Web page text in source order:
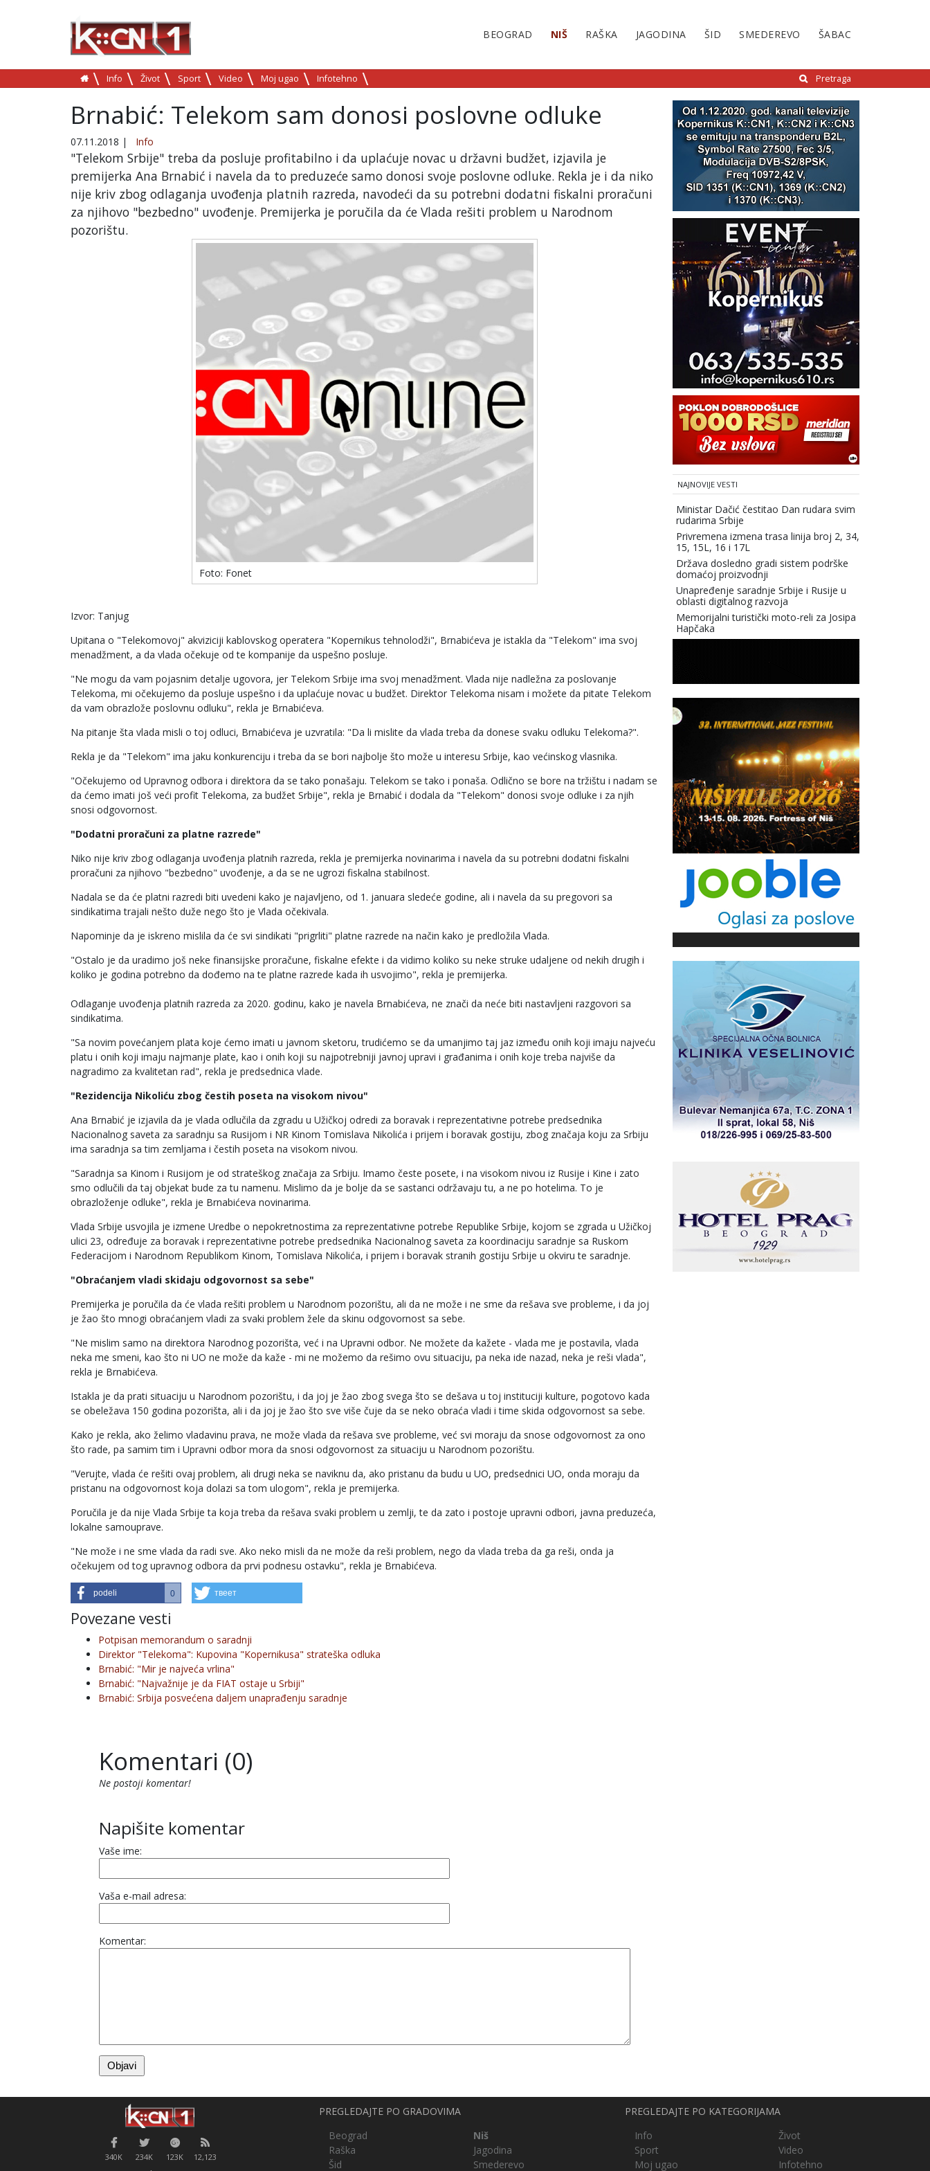
BEOGRAD NIŠ RAŠKA JAGODINA ŠID SMEDEREVO ŠABAC
Info Život Sport Video Moj ugao Infotehno Pretraga
Brnabić: Telekom sam donosi poslovne odluke
07.11.2018 | Info
"Telekom Srbije" treba da posluje profitabilno i da uplaćuje novac u državni budžet, izjavila je
premijerka Ana Brnabić i navela da to preduzeće samo donosi svoje poslovne odluke. Rekla je i da niko
nije kriv zbog odlaganja uvođenja platnih razreda, navodeći da su potrebni dodatni fiskalni proračuni
za njihovo "bezbedno" uvođenje. Premijerka je poručila da će Vlada rešiti problem u Narodnom
pozorištu.
Foto: Fonet
Izvor: Tanjug
Upitana o "Telekomovoj" akviziciji kablovskog operatera "Kopernikus tehnolodži", Brnabićeva je istakla da "Telekom" ima svoj
menadžment, a da vlada očekuje od te kompanije da uspešno posluje.
"Ne mogu da vam pojasnim detalje ugovora, jer Telekom Srbije ima svoj menadžment. Vlada nije nadležna za poslovanje
Telekoma, mi očekujemo da posluje uspešno i da uplaćuje novac u budžet. Direktor Telekoma nisam i možete da pitate Telekom
da vam obrazlože poslovnu odluku", rekla je Brnabićeva.
Na pitanje šta vlada misli o toj odluci, Brnabićeva je uzvratila: "Da li mislite da vlada treba da donese svaku odluku Telekoma?".
Rekla je da "Telekom" ima jaku konkurenciju i treba da se bori najbolje što može u interesu Srbije, kao većinskog vlasnika.
"Očekujemo od Upravnog odbora i direktora da se tako ponašaju. Telekom se tako i ponaša. Odlično se bore na tržištu i nadam se
da ćemo imati još veći profit Telekoma, za budžet Srbije", rekla je Brnabić i dodala da "Telekom" donosi svoje odluke i za njih
snosi odgovornost.
"Dodatni proračuni za platne razrede"
Niko nije kriv zbog odlaganja uvođenja platnih razreda, rekla je premijerka novinarima i navela da su potrebni dodatni fiskalni
proračuni za njihovo "bezbedno" uvođenje, a da se ne ugrozi fiskalna stabilnost.
Nadala se da će platni razredi biti uvedeni kako je najavljeno, od 1. januara sledeće godine, ali i navela da su pregovori sa
sindikatima trajali nešto duže nego što je Vlada očekivala.
Napominje da je iskreno mislila da će svi sindikati "prigrliti" platne razrede na način kako je predložila Vlada.
"Ostalo je da uradimo još neke finansijske proračune, fiskalne efekte i da vidimo koliko su neke struke udaljene od nekih drugih i
koliko je godina potrebno da dođemo na te platne razrede kada ih usvojimo", rekla je premijerka.
Odlaganje uvođenja platnih razreda za 2020. godinu, kako je navela Brnabićeva, ne znači da neće biti nastavljeni razgovori sa
sindikatima.
"Sa novim povećanjem plata koje ćemo imati u javnom sketoru, trudićemo se da umanjimo taj jaz između onih koji imaju najveću
platu i onih koji imaju najmanje plate, kao i onih koji su najpotrebniji javnoj upravi i građanima i onih koje treba najviše da
nagradimo za kvalitetan rad", rekla je predsednica vlade.
"Rezidencija Nikoliću zbog čestih poseta na visokom nivou"
Ana Brnabić je izjavila da je vlada odlučila da zgradu u Užičkoj odredi za boravak i reprezentativne potrebe predsednika
Nacionalnog saveta za saradnju sa Rusijom i NR Kinom Tomislava Nikolića i prijem i boravak gostiju, zbog značaja koju za Srbiju
ima saradnja sa tim zemljama i čestih poseta na visokom nivou.
"Saradnja sa Kinom i Rusijom je od strateškog značaja za Srbiju. Imamo česte posete, i na visokom nivou iz Rusije i Kine i zato
smo odlučili da taj objekat bude za tu namenu. Mislimo da je bolje da se sastanci održavaju tu, a ne po hotelima. To je
obrazloženje odluke", rekla je Brnabićeva novinarima.
Vlada Srbije usvojila je izmene Uredbe o nepokretnostima za reprezentativne potrebe Republike Srbije, kojom se zgrada u Užičkoj
ulici 23, određuje za boravak i reprezentativne potrebe predsednika Nacionalnog saveta za koordinaciju saradnje sa Ruskom
Federacijom i Narodnom Republikom Kinom, Tomislava Nikolića, i prijem i boravak stranih gostiju Srbije u okviru te saradnje.
"Obraćanjem vladi skidaju odgovornost sa sebe"
Premijerka je poručila da će vlada rešiti problem u Narodnom pozorištu, ali da ne može i ne sme da rešava sve probleme, i da joj
je žao što mnogi obraćanjem vladi za svaki problem žele da skinu odgovornost sa sebe.
"Ne mislim samo na direktora Narodnog pozorišta, već i na Upravni odbor. Ne možete da kažete - vlada me je postavila, vlada
neka me smeni, kao što ni UO ne može da kaže - mi ne možemo da rešimo ovu situaciju, pa neka ide nazad, neka je reši vlada",
rekla je Brnabićeva.
Istakla je da prati situaciju u Narodnom pozorištu, i da joj je žao zbog svega što se dešava u toj instituciji kulture, pogotovo kada
se obeležava 150 godina pozorišta, ali i da joj je žao što sve više čuje da se neko obraća vladi i time skida odgovornost sa sebe.
Kako je rekla, ako želimo vladavinu prava, ne može vlada da rešava sve probleme, već svi moraju da snose odgovornost za ono
što rade, pa samim tim i Upravni odbor mora da snosi odgovornost za situaciju u Narodnom pozorištu.
"Verujte, vlada će rešiti ovaj problem, ali drugi neka se naviknu da, ako pristanu da budu u UO, predsednici UO, onda moraju da
pristanu na odgovornost koja dolazi sa tom ulogom", rekla je premijerka.
Poručila je da nije Vlada Srbije ta koja treba da rešava svaki problem u zemlji, te da zato i postoje upravni odbori, javna preduzeća,
lokalne samouprave.
"Ne može i ne sme vlada da radi sve. Ako neko misli da ne može da reši problem, nego da vlada treba da ga reši, onda ja
očekujem od tog upravnog odbora da prvi podnesu ostavku", rekla je Brnabićeva.
podeli 0 твеет
Povezane vesti
Potpisan memorandum o saradnji
Direktor "Telekoma": Kupovina "Kopernikusa" strateška odluka
Brnabić: "Mir je najveća vrlina"
Brnabić: "Najvažnije je da FIAT ostaje u Srbiji"
Brnabić: Srbija posvećena daljem unaprađenju saradnje
Komentari (0)
Ne postoji komentar!
Napišite komentar
Vaše ime:
Vaša e-mail adresa:
Komentar:
NAJNOVIJE VESTI
Ministar Dačić čestitao Dan rudara svim
rudarima Srbije
Privremena izmena trasa linija broj 2, 34,
15, 15L, 16 i 17L
Država dosledno gradi sistem podrške
domaćoj proizvodnji
Unapređenje saradnje Srbije i Rusije u
oblasti digitalnog razvoja
Memorijalni turistički moto-reli za Josipa
Hapčaka
340K 234K 123K 12,123
PREGLEDAJTE PO GRADOVIMA
Beograd
Niš
Raška
Jagodina
Šid
Smederevo
PREGLEDAJTE PO KATEGORIJAMA
Info
Život
Sport
Video
Moj ugao
Infotehno